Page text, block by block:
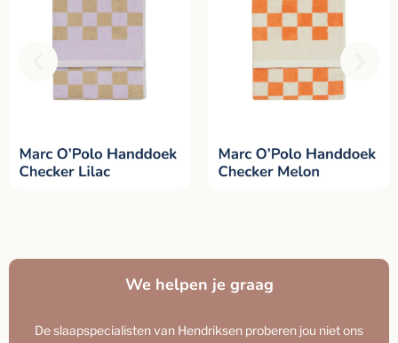
We helpen je graag
De slaapspecialisten van Hendriksen proberen jou niet ons